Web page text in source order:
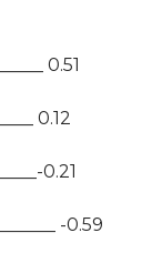
0.51
0.12
0.21
-0.59